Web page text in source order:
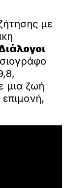
με
μια ζωή